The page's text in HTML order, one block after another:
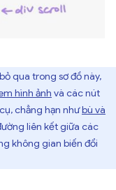
qua trong sơ đồ này,
hình ảnh và các nút
chẳng hạn nhưbù và
liên kết giữa các
không gian biến đổi